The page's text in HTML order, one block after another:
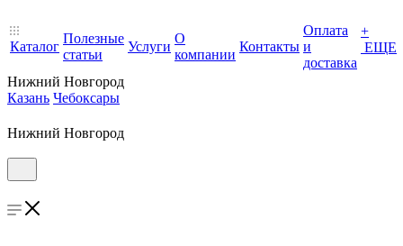
Каталог
Полезные
статьи
Услуги
О
компании
Контакты
Оплата
и
доставка
+
ЕЩЕ
Нижний Новгород
Казань Чебоксары
Нижний Новгород